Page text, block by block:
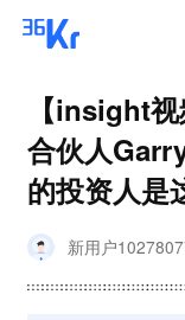
【insight
合伙人
的投资人是
新用户